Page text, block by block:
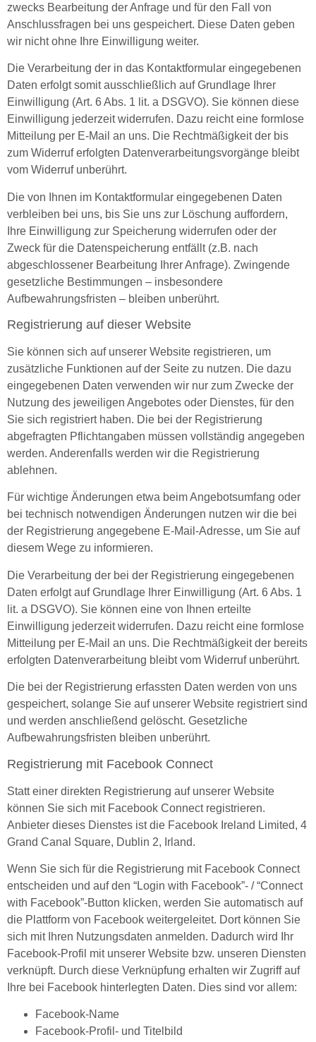
zwecks Bearbeitung der Anfrage und für den Fall von
Anschlussfragen bei uns gespeichert. Diese Daten geben
wir nicht ohne Ihre Einwilligung weiter.
Die Verarbeitung der in das Kontaktformular eingegebenen
Daten erfolgt somit ausschließlich auf Grundlage Ihrer
Einwilligung (Art. 6 Abs. 1 lit. a DSGVO). Sie können diese
Einwilligung jederzeit widerrufen. Dazu reicht eine formlose
Mitteilung per E-Mail an uns. Die Rechtmäßigkeit der bis
zum Widerruf erfolgten Datenverarbeitungsvorgänge bleibt
vom Widerruf unberührt.
Die von Ihnen im Kontaktformular eingegebenen Daten
verbleiben bei uns, bis Sie uns zur Löschung auffordern,
Ihre Einwilligung zur Speicherung widerrufen oder der
Zweck für die Datenspeicherung entfällt (z.B. nach
abgeschlossener Bearbeitung Ihrer Anfrage). Zwingende
gesetzliche Bestimmungen – insbesondere
Aufbewahrungsfristen – bleiben unberührt.
Registrierung auf dieser Website
Sie können sich auf unserer Website registrieren, um
zusätzliche Funktionen auf der Seite zu nutzen. Die dazu
eingegebenen Daten verwenden wir nur zum Zwecke der
Nutzung des jeweiligen Angebotes oder Dienstes, für den
Sie sich registriert haben. Die bei der Registrierung
abgefragten Pflichtangaben müssen vollständig angegeben
werden. Anderenfalls werden wir die Registrierung
ablehnen.
Für wichtige Änderungen etwa beim Angebotsumfang oder
bei technisch notwendigen Änderungen nutzen wir die bei
der Registrierung angegebene E-Mail-Adresse, um Sie auf
diesem Wege zu informieren.
Die Verarbeitung der bei der Registrierung eingegebenen
Daten erfolgt auf Grundlage Ihrer Einwilligung (Art. 6 Abs. 1
lit. a DSGVO). Sie können eine von Ihnen erteilte
Einwilligung jederzeit widerrufen. Dazu reicht eine formlose
Mitteilung per E-Mail an uns. Die Rechtmäßigkeit der bereits
erfolgten Datenverarbeitung bleibt vom Widerruf unberührt.
Die bei der Registrierung erfassten Daten werden von uns
gespeichert, solange Sie auf unserer Website registriert sind
und werden anschließend gelöscht. Gesetzliche
Aufbewahrungsfristen bleiben unberührt.
Registrierung mit Facebook Connect
Statt einer direkten Registrierung auf unserer Website
können Sie sich mit Facebook Connect registrieren.
Anbieter dieses Dienstes ist die Facebook Ireland Limited, 4
Grand Canal Square, Dublin 2, Irland.
Wenn Sie sich für die Registrierung mit Facebook Connect
entscheiden und auf den “Login with Facebook”- / “Connect
with Facebook”-Button klicken, werden Sie automatisch auf
die Plattform von Facebook weitergeleitet. Dort können Sie
sich mit Ihren Nutzungsdaten anmelden. Dadurch wird Ihr
Facebook-Profil mit unserer Website bzw. unseren Diensten
verknüpft. Durch diese Verknüpfung erhalten wir Zugriff auf
Ihre bei Facebook hinterlegten Daten. Dies sind vor allem:
Facebook-Name
Facebook-Profil- und Titelbild